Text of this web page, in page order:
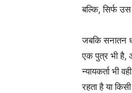
बल्कि, सिर्फ
जबकि सनातन
एक पुत्र भी है,
न्यायकर्ता भी
रहता है या